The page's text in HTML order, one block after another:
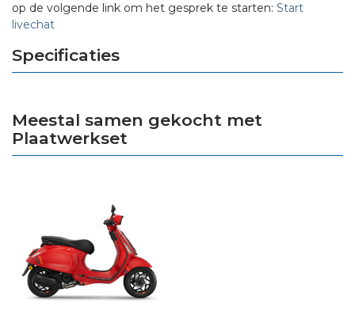
op de volgende link om het gesprek te starten: Start
livechat
Specificaties
Meestal samen gekocht met
Plaatwerkset